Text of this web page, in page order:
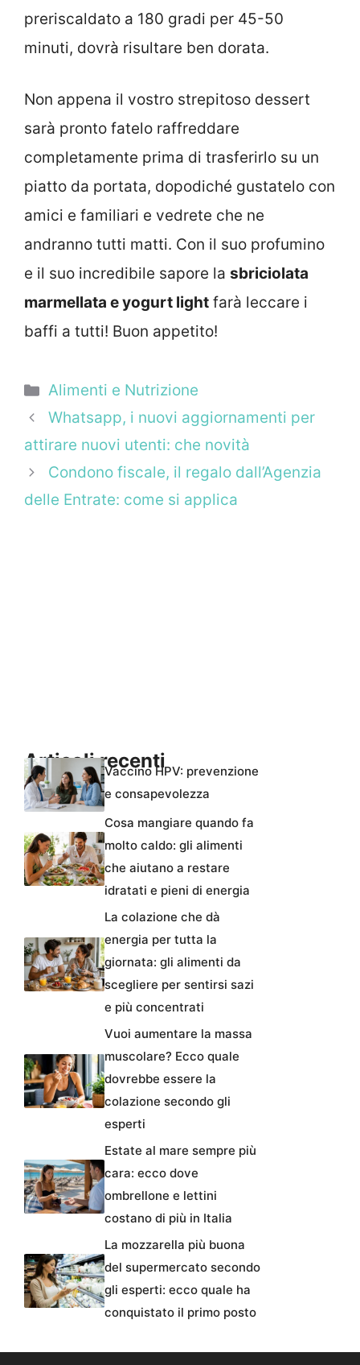
preriscaldato a 180 gradi per 45-50
minuti, dovrà risultare ben dorata.
Non appena il vostro strepitoso dessert
sarà pronto fatelo raffreddare
completamente prima di trasferirlo su un
piatto da portata, dopodiché gustatelo con
amici e familiari e vedrete che ne
andranno tutti matti. Con il suo profumino
e il suo incredibile sapore la sbriciolata
marmellata e yogurt light farà leccare i
baffi a tutti! Buon appetito!
Categorie
Alimenti e Nutrizione
Whatsapp, i nuovi aggiornamenti per
attirare nuovi utenti: che novità
Condono fiscale, il regalo dall’Agenzia
delle Entrate: come si applica
Articoli recentiVaccino HPV: prevenzione
e consapevolezza
Cosa mangiare quando fa
molto caldo: gli alimenti
che aiutano a restare
idratati e pieni di energia
La colazione che dà
energia per tutta la
giornata: gli alimenti da
scegliere per sentirsi sazi
e più concentrati
Vuoi aumentare la massa
muscolare? Ecco quale
dovrebbe essere la
colazione secondo gli
esperti
Estate al mare sempre più
cara: ecco dove
ombrellone e lettini
costano di più in Italia
La mozzarella più buona
del supermercato secondo
gli esperti: ecco quale ha
conquistato il primo posto